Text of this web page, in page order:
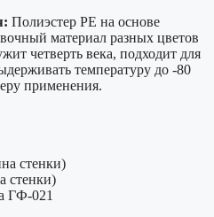
Полиэстер PE на основе
материал разных цветов
четверть века, подходит для
температуру до -80
применения.
стенки)
стенки)
ГФ-021